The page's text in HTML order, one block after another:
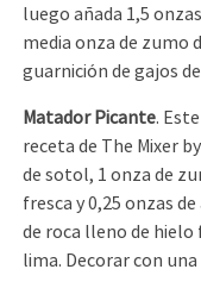
luego añada 1,5
media onza de zumo
guarnición de gajos
Matador Picante.
receta de The Mixer
de sotol, 1 onza de
fresca y 0,25 onzas
de roca lleno de hielo
lima. Decorar con